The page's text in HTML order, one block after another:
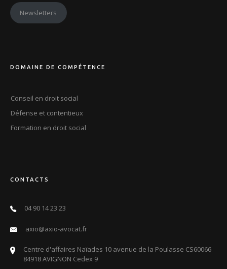
Newsletters
DOMAINE DE COMPÉTENCE
Conseil en droit social
Défense et contentieux
Formation en droit social
CONTACTS
04 90 14 23 23
axio@axio-avocat.fr
Centre d'affaires Naïades 10 avenue de la Poulasse CS60066
84918 AVIGNON Cedex 9